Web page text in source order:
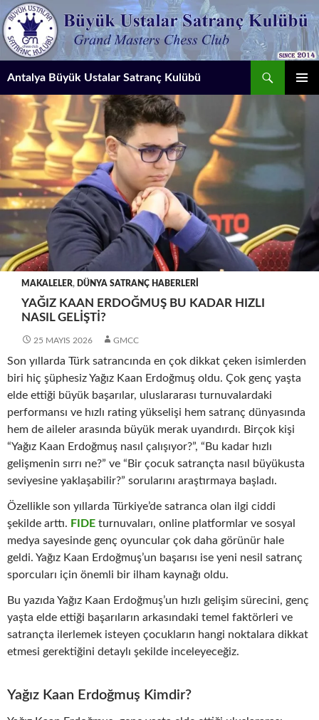
İçeriğe
atla
Antalya Büyük Ustalar Satranç Kulübü
MAKALELER, DÜNYA SATRANÇ HABERLERI
YAĞIZ KAAN ERDOĞMUŞ BU KADAR HIZLI
NASIL GELIŞTI?
25 MAYIS 2026 GMCC
Son yıllarda Türk satrancında en çok dikkat çeken isimlerden
biri hiç şüphesiz Yağız Kaan Erdoğmuş oldu. Çok genç yaşta
elde ettiği büyük başarılar, uluslararası turnuvalardaki
performansı ve hızlı rating yükselişi hem satranç dünyasında
hem de aileler arasında büyük merak uyandırdı. Birçok kişi
“Yağız Kaan Erdoğmuş nasıl çalışıyor?”, “Bu kadar hızlı
gelişmenin sırrı ne?” ve “Bir çocuk satrançta nasıl büyükusta
seviyesine yaklaşabilir?” sorularını araştırmaya başladı.
Özellikle son yıllarda Türkiye’de satranca olan ilgi ciddi
şekilde arttı. FIDE turnuvaları, online platformlar ve sosyal
medya sayesinde genç oyuncular çok daha görünür hale
geldi. Yağız Kaan Erdoğmuş’un başarısı ise yeni nesil satranç
sporcuları için önemli bir ilham kaynağı oldu.
Bu yazıda Yağız Kaan Erdoğmuş’un hızlı gelişim sürecini, genç
yaşta elde ettiği başarıların arkasındaki temel faktörleri ve
satrançta ilerlemek isteyen çocukların hangi noktalara dikkat
etmesi gerektiğini detaylı şekilde inceleyeceğiz.
Yağız Kaan Erdoğmuş Kimdir?